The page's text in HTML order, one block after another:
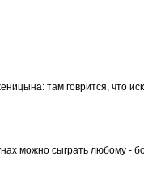
там говрится, что
можно сыграть любому